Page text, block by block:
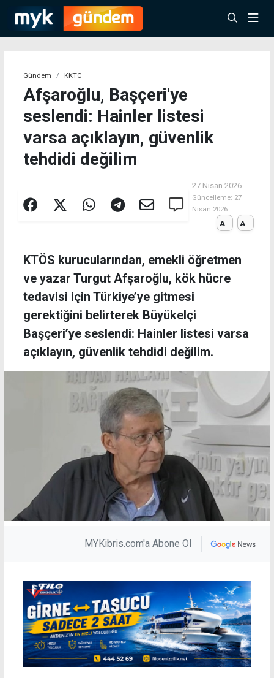
Gündem KKTC
Afşaroğlu, Başçeri'ye
seslendi: Hainler listesi
varsa açıklayın, güvenlik
tehdidi değilim
27 Nisan 2026
Güncelleme: 27
Nisan 2026
A A
KTÖS kurucularından, emekli öğretmen
ve yazar Turgut Afşaroğlu, kök hücre
tedavisi için Türkiye’ye gitmesi
gerektiğini belirterek Büyükelçi
Başçeri’ye seslendi: Hainler listesi varsa
açıklayın, güvenlik tehdidi değilim.
MYKibris.com'a Abone Ol